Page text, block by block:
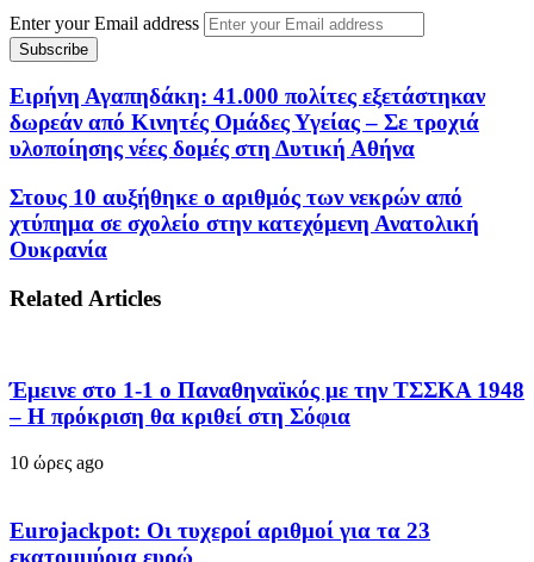
Enter your Email address
Ειρήνη Αγαπηδάκη: 41.000 πολίτες εξετάστηκαν
δωρεάν από Κινητές Ομάδες Υγείας – Σε τροχιά
υλοποίησης νέες δομές στη Δυτική Αθήνα
Στους 10 αυξήθηκε ο αριθμός των νεκρών από
χτύπημα σε σχολείο στην κατεχόμενη Ανατολική
Ουκρανία
Related Articles
Έμεινε στο 1-1 ο Παναθηναϊκός με την ΤΣΣΚΑ 1948
– Η πρόκριση θα κριθεί στη Σόφια
10 ώρες ago
Eurojackpot: Οι τυχεροί αριθμοί για τα 23
εκατoμμύρια ευρώ